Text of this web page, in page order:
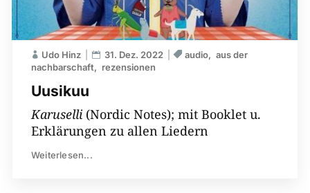
Uusikuu
Udo Hinz 31. Dez. 2022 audio
aus der
nachbarschaft
rezensionen
Karuselli(Nordic Notes); mit Booklet u.
Erklärungen zu allen Liedern
Weiterlesen...